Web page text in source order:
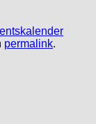
permalink.